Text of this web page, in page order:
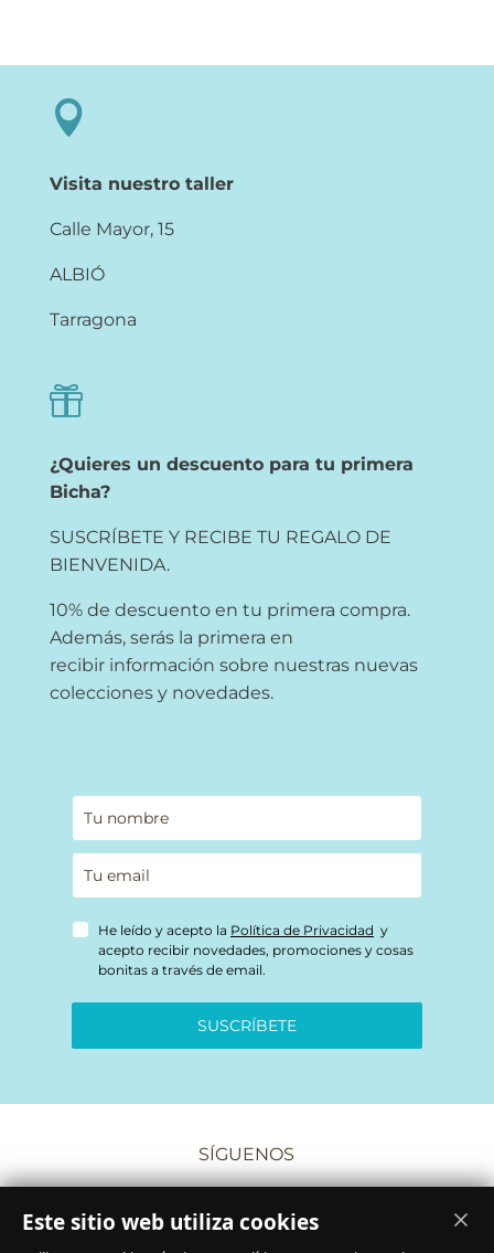

Visita nuestro taller
Calle Mayor, 15
ALBIÓ
Tarragona

¿Quieres un descuento para tu primera
Bicha?
SUSCRÍBETE Y RECIBE TU REGALO DE
BIENVENIDA.
10% de descuento en tu primera compra.
Además, serás la primera en
recibir información sobre nuestras nuevas
colecciones y novedades.
He leído y acepto la Política de Privacidad y
acepto recibir novedades, promociones y cosas
bonitas a través de email.
SUSCRÍBETE
SÍGUENOS
Este sitio web utiliza cookies